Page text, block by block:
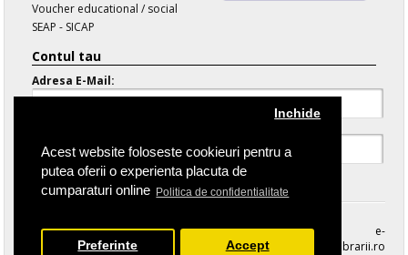
Acest website foloseste cookieuri pentru a
putea oferii o experienta placuta de
cumparaturi online Politica de confidentialitate
Inchide
Preferinte Accept
Voucher educational / social
SEAP - SICAP
Contul tau
Adresa E-Mail:
Parola Uitata
e-
librarii.ro